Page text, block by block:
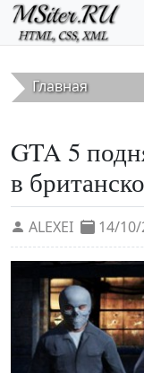
Перейти к
Главная
GTA 5
в
ALEXEI 14/10/